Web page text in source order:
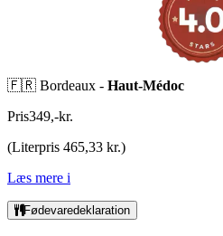
🇫🇷 Bordeaux - Haut-Médoc
Pris349,-kr.
(Literpris 465,33 kr.)
Læs mere i
Fødevaredeklaration